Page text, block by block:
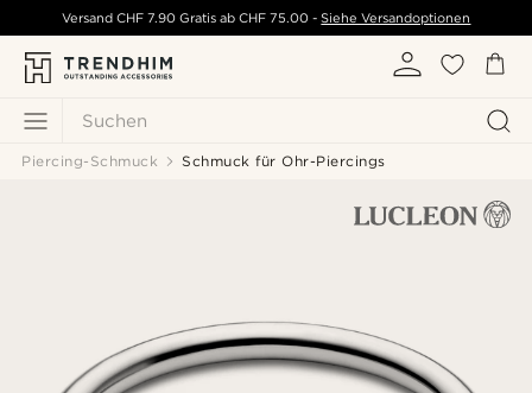
Suchen
Versand CHF 7.90 Gratis ab CHF 75.00 - Siehe Versandoptionen
Piercing-Schmuck Schmuck für Ohr-Piercings